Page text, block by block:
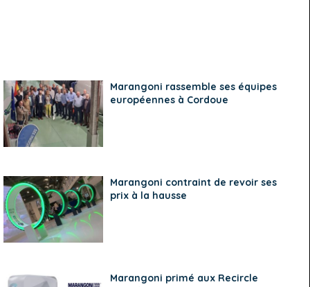
Marangoni rassemble ses équipes
européennes à Cordoue
Marangoni contraint de revoir ses
prix à la hausse
Marangoni primé aux Recircle